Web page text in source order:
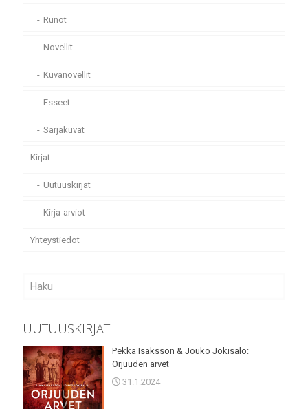
Runot
Novellit
Kuvanovellit
Esseet
Sarjakuvat
Kirjat
Uutuuskirjat
Kirja-arviot
Yhteystiedot
UUTUUSKIRJAT
Pekka Isaksson & Jouko Jokisalo:
Orjuuden arvet
31.1.2024